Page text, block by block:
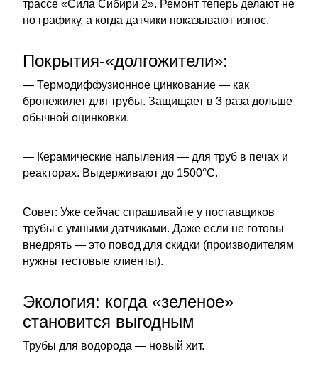
трассе «Сила Сибири 2». Ремонт теперь делают не
по графику, а когда датчики показывают износ.
Покрытия-«долгожители»:
— Термодиффузионное цинкование — как
бронежилет для трубы. Защищает в 3 раза дольше
обычной оцинковки.
— Керамические напыления — для труб в печах и
реакторах. Выдерживают до 1500°C.
Совет: Уже сейчас спрашивайте у поставщиков
трубы с умными датчиками. Даже если не готовы
внедрять — это повод для скидки (производителям
нужны тестовые клиенты).
Экология: когда «зеленое»
становится выгодным
Трубы для водорода — новый хит.